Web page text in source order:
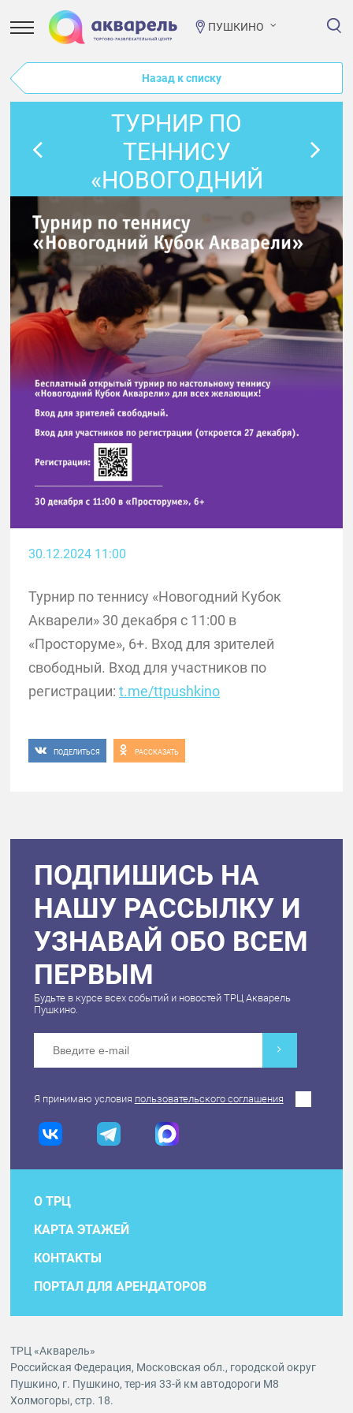
ПУШКИНО
Назад к списку
ТУРНИР ПО
ТЕННИСУ
«НОВОГОДНИЙ
30.12.2024 11:00
Турнир по теннису «Новогодний Кубок
Акварели» 30 декабря с 11:00 в
«Просторуме», 6+. Вход для зрителей
свободный. Вход для участников по
регистрации: t.me/ttpushkino
ПОДЕЛИТЬСЯ РАССКАЗАТЬ
ПОДПИШИСЬ НА
НАШУ РАССЫЛКУ И
УЗНАВАЙ ОБО ВСЕМ
ПЕРВЫМ
Будьте в курсе всех событий и новостей ТРЦ Акварель
Пушкино.
Я принимаю условия пользовательского соглашения
О ТРЦ
КАРТА ЭТАЖЕЙ
КОНТАКТЫ
ПОРТАЛ ДЛЯ АРЕНДАТОРОВ
ТРЦ «Акварель»
Российская Федерация, Московская обл., городской округ
Пушкино, г. Пушкино, тер-ия 33-й км автодороги М8
Холмогоры, стр. 18.